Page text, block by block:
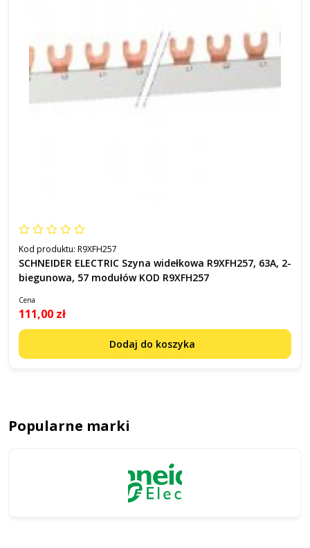
Kod produktu: R9XFH257
SCHNEIDER ELECTRIC Szyna widełkowa R9XFH257, 63A, 2-
biegunowa, 57 modułów KOD R9XFH257
Cena
111,00 zł
Dodaj do koszyka
Popularne marki